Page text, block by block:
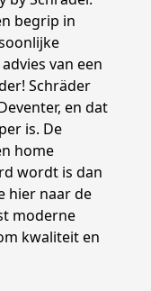
begrip in
van een
Schräder
en dat
is. De
home
wordt is dan
hier naar de
moderne
kwaliteit en